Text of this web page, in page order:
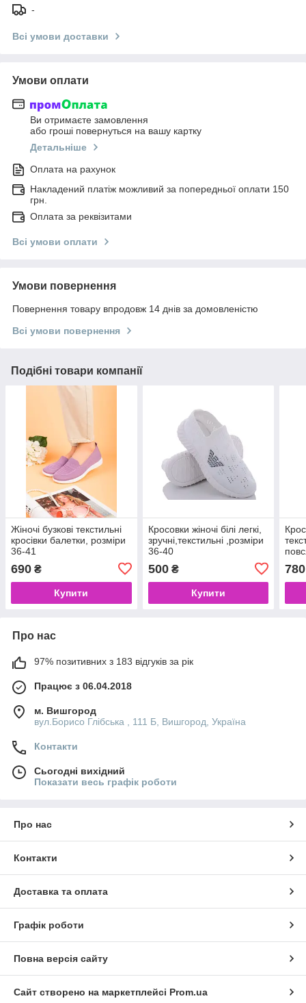
-
Всі умови доставки
Умови оплати
Ви отримаєте замовлення
або гроші повернуться на вашу картку
Детальніше
Оплата на рахунок
Накладений платіж можливий за попередньої оплати 150
грн.
Оплата за реквізитами
Всі умови оплати
Умови повернення
Повернення товару впродовж 14 днів за домовленістю
Всі умови повернення
Подібні товари компанії
Жіночі бузкові текстильні
кросівки балетки, розміри
36-41
690 ₴
Купити
Кросовки жіночі білі легкі,
зручні,текстильні ,розміри
36-40
500₴
Купити
780
Про нас
97% позитивних з 183 відгуків за рік
Працює з 06.04.2018
м. Вишгород
вул.Борисо Глібська , 111 Б, Вишгород, Україна
Контакти
Сьогодні вихідний
Показати весь графік роботи
Про нас
Контакти
Доставка та оплата
Графік роботи
Повна версія сайту
Сайт створено на маркетплейсі Prom.ua